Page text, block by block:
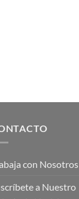
con Nosotros
a Nuestro